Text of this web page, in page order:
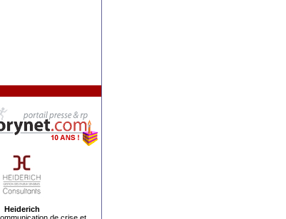
Heiderich